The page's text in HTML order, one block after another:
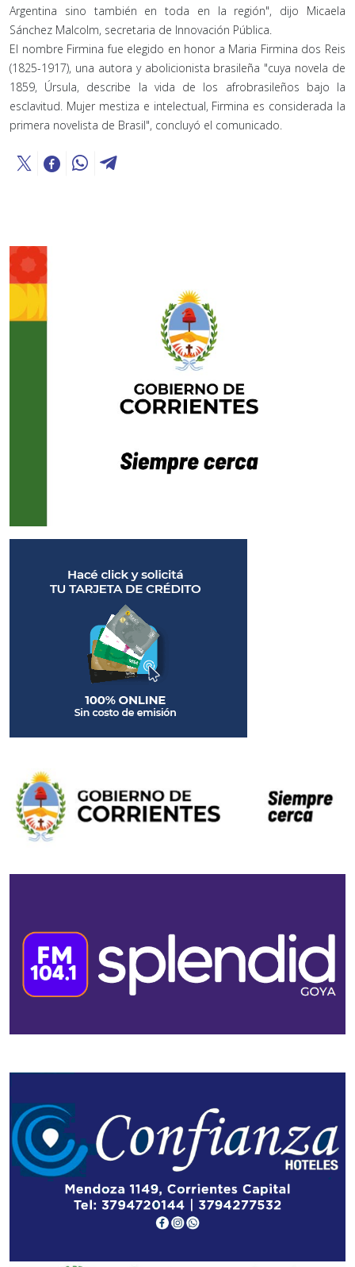
Argentina sino también en toda en la región", dijo Micaela
Sánchez Malcolm, secretaria de Innovación Pública.
El nombre Firmina fue elegido en honor a Maria Firmina dos Reis
(1825-1917), una autora y abolicionista brasileña "cuya novela de
1859, Úrsula, describe la vida de los afrobrasileños bajo la
esclavitud. Mujer mestiza e intelectual, Firmina es considerada la
primera novelista de Brasil", concluyó el comunicado.